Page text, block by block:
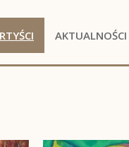
AKTUALNOŚCI